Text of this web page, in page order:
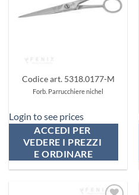
Codice art. 5318.0177-M
Forb. Parrucchiere nichel
Login to see prices
ACCEDI PER
VEDERE I PREZZI
E ORDINARE